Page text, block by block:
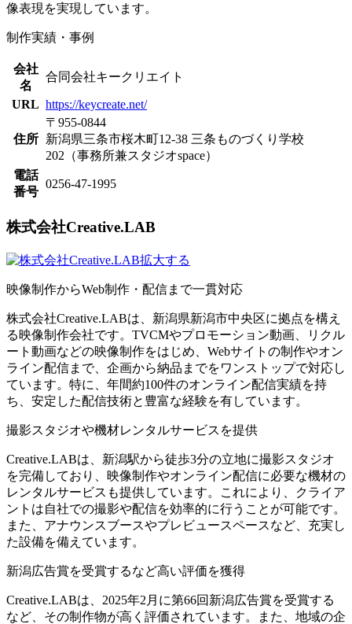
像表現を実現しています。
制作実績・事例
会社
名
合同会社キークリエイト
URL https://keycreate.net/
住所
〒955-0844
新潟県三条市桜木町12-38 三条ものづくり学校
202（事務所兼スタジオspace）
電話
番号
0256-47-1995
株式会社Creative.LAB
拡大する
映像制作からWeb制作・配信まで一貫対応
株式会社Creative.LABは、新潟県新潟市中央区に拠点を構え
る映像制作会社です。TVCMやプロモーション動画、リクル
ート動画などの映像制作をはじめ、Webサイトの制作やオン
ライン配信まで、企画から納品までをワンストップで対応し
ています。特に、年間約100件のオンライン配信実績を持
ち、安定した配信技術と豊富な経験を有しています。
撮影スタジオや機材レンタルサービスを提供
Creative.LABは、新潟駅から徒歩3分の立地に撮影スタジオ
を完備しており、映像制作やオンライン配信に必要な機材の
レンタルサービスも提供しています。これにより、クライア
ントは自社での撮影や配信を効率的に行うことが可能です。
また、アナウンスブースやプレビュースペースなど、充実し
た設備を備えています。
新潟広告賞を受賞するなど高い評価を獲得
Creative.LABは、2025年2月に第66回新潟広告賞を受賞する
など、その制作物が高く評価されています。また、地域の企